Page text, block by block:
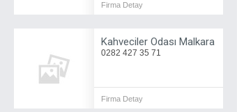
Firma Detay
Kahveciler Odası Malkara
0282 427 35 71
Firma Detay